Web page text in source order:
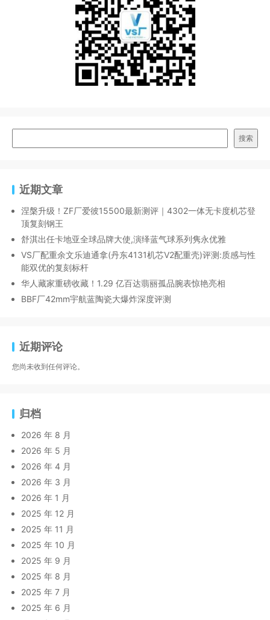
搜索
近期文章
涅槃升级！ZF厂爱彼15500最新测评｜4302一体无卡度机芯登
顶复刻钢王
舒淇出任卡地亚全球品牌大使,演绎蓝气球系列隽永优雅
VS厂配重余文乐迪通拿(丹东4131机芯V2配重壳)评测:质感与性
能双优的复刻标杆
华人藏家重磅收藏！1.29 亿百达翡丽孤品腕表惊艳亮相
BBF厂42mm宇航蓝陶瓷大爆炸深度评测
近期评论
您尚未收到任何评论。
归档
2026 年 8 月
2026 年 5 月
2026 年 4 月
2026 年 3 月
2026 年 1 月
2025 年 12 月
2025 年 11 月
2025 年 10 月
2025 年 9 月
2025 年 8 月
2025 年 7 月
2025 年 6 月